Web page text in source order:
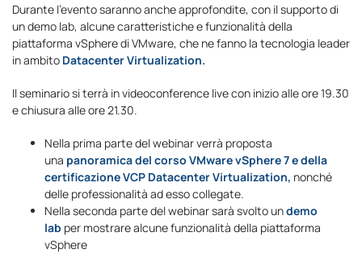
Durante l’evento saranno anche approfondite, con il supporto di
un demo lab, alcune caratteristiche e funzionalità della
piattaforma vSphere di VMware, che ne fanno la tecnologia leader
in ambito Datacenter Virtualization.
Il seminario si terrà in videoconference live con inizio alle ore 19.30
e chiusura alle ore 21.30.
Nella prima parte del webinar verrà proposta
una panoramica del corso VMware vSphere 7 e della
certificazione VCP Datacenter Virtualization, nonché
delle professionalità ad esso collegate.
Nella seconda parte del webinar sarà svolto undemo
lab per mostrare alcune funzionalità della piattaforma
vSphere